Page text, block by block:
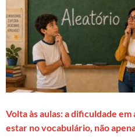
Volta às aulas: a dificuldade
estar no vocabulário, não